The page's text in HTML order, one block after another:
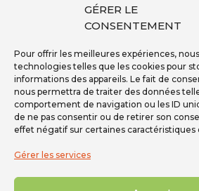
GÉRER LE
CONSENTEMENT
Pour offrir les meilleures expériences,
technologies telles que les cookies pour
informations des appareils. Le fait de
nous permettra de traiter des données
comportement de navigation ou les ID
de ne pas consentir ou de retirer son
effet négatif sur certaines caractéristiques
Gérer les services
Résultats des certifications EP
Inscription à la
Téléphone - 01 59 08
Mail -